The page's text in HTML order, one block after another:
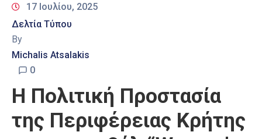
17 Ιουλίου, 2025
Δελτία Τύπου
By
Michalis Atsalakis
0
Η Πολιτική Προστασία
της Περιφέρειας Κρήτης